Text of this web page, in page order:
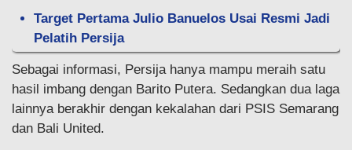
Target Pertama Julio Banuelos Usai Resmi Jadi
Pelatih Persija
Sebagai informasi, Persija hanya mampu meraih satu
hasil imbang dengan Barito Putera. Sedangkan dua laga
lainnya berakhir dengan kekalahan dari PSIS Semarang
dan Bali United.